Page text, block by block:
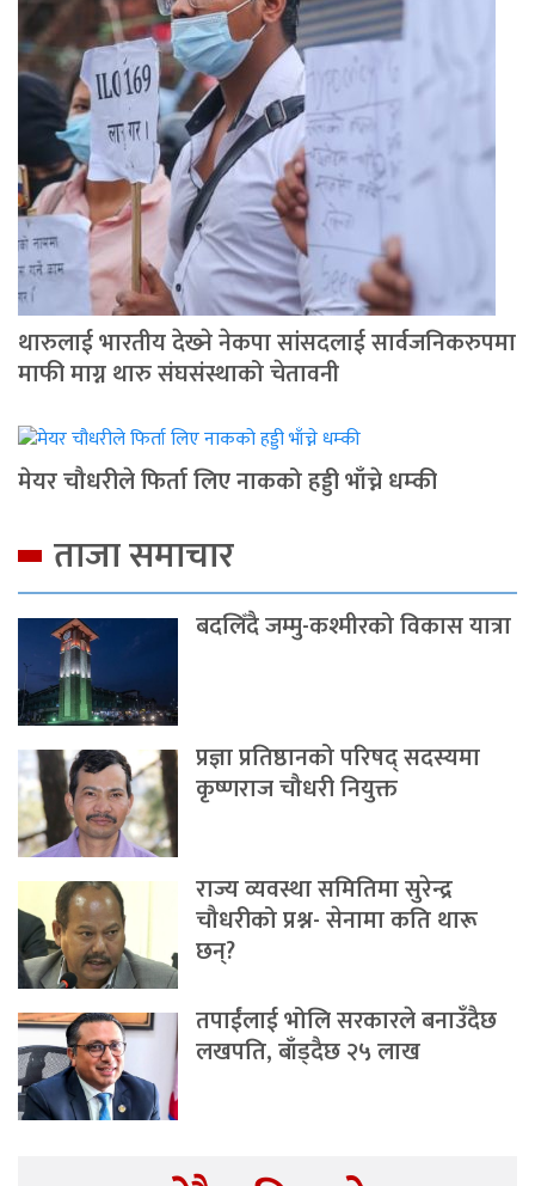
थारुलाई भारतीय देख्‍ने नेकपा सांसदलाई सार्वजनिकरुपमा
माफी माग्न थारु संघसंस्थाको चेतावनी
मेयर चौधरीले फिर्ता लिए नाकको हड्डी भाँच्ने धम्की
ताजा समाचार
बदलिँदै जम्मु-कश्मीरको विकास यात्रा
प्रज्ञा प्रतिष्ठानको परिषद् सदस्यमा
कृष्णराज चौधरी नियुक्त
राज्य व्यवस्था समितिमा सुरेन्द्र
चौधरीको प्रश्न- सेनामा कति थारू
छन्?
तपाईंलाई भोलि सरकारले बनाउँदैछ
लखपति, बाँड्दैछ २५ लाख